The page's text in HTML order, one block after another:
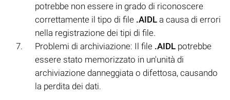
potrebbe non essere in grado di riconoscere
correttamente il tipo di file .AIDL a causa di errori
nella registrazione dei tipi di file.
Problemi di archiviazione: Il file .AIDL potrebbe
essere stato memorizzato in un'unità di
archiviazione danneggiata o difettosa, causando
la perdita dei dati.